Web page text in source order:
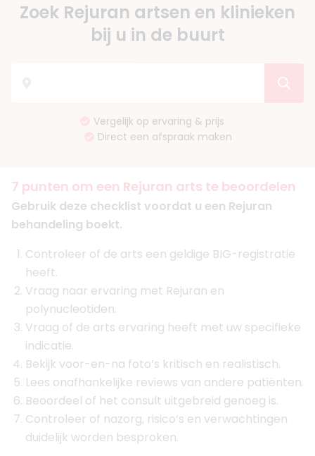
Zoek Rejuran artsen en klinieken
bij u in de buurt
Vergelijk op ervaring & prijs
Direct een afspraak maken
7 punten om een Rejuran arts te beoordelen
Gebruik deze checklist voordat u een Rejuran
behandeling boekt.
Controleer of de arts een geldige BIG-registratie
heeft.
Vraag naar ervaring met Rejuran en
polynucleotiden.
Vraag of de arts ervaring heeft met uw specifieke
indicatie.
Bekijk voor-en-na foto’s kritisch en realistisch.
Lees onafhankelijke reviews van andere patiënten.
Beoordeel of het consult uitgebreid genoeg is.
Controleer of nazorg, risico’s en verwachtingen
duidelijk worden besproken.